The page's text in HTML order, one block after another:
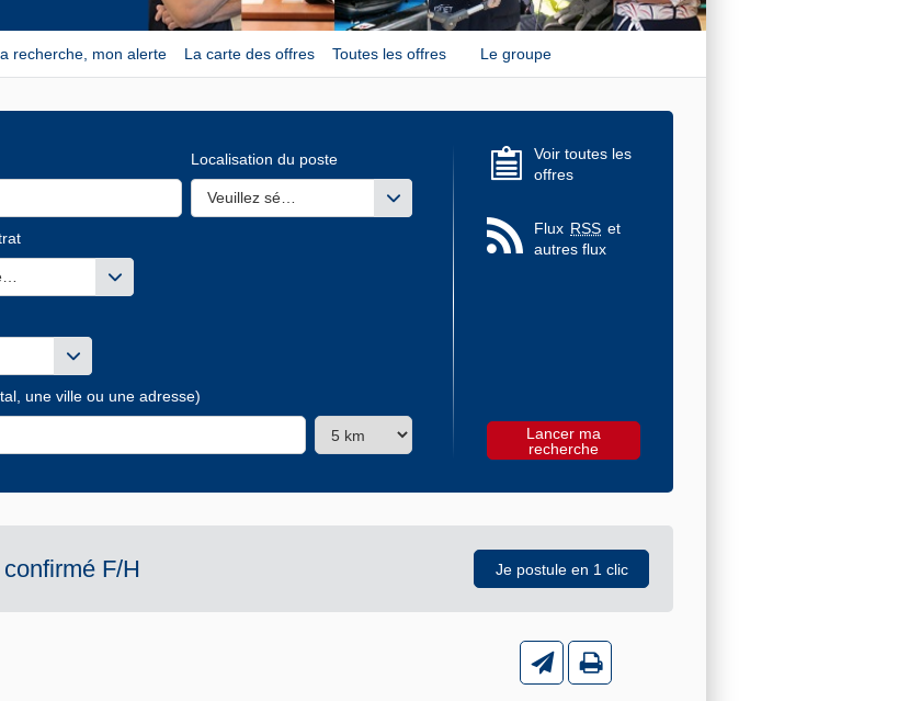
recherche, mon alerte La carte des offres Toutes les offres Le groupe
Localisation du poste
Veuillez sélectionner une ou des valeurs
une ou des valeurs
une ville ou une adresse)
Voir toutes les
offres
Flux RSS et
autres flux
F/H